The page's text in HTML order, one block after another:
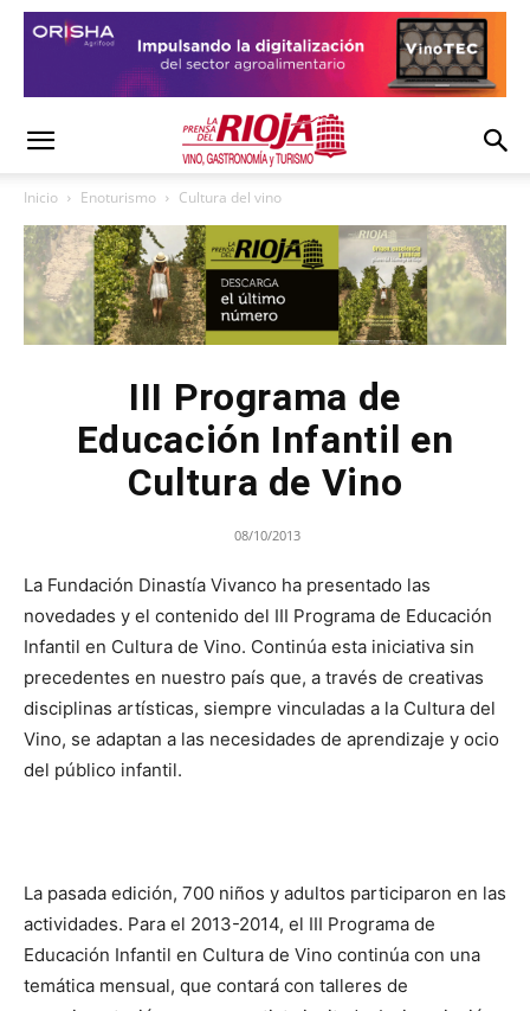
Inicio Enoturismo Cultura del vino
III Programa de
Educación Infantil en
Cultura de Vino
08/10/2013
La Fundación Dinastía Vivanco ha presentado las
novedades y el contenido del III Programa de Educación
Infantil en Cultura de Vino. Continúa esta iniciativa sin
precedentes en nuestro país que, a través de creativas
disciplinas artísticas, siempre vinculadas a la Cultura del
Vino, se adaptan a las necesidades de aprendizaje y ocio
del público infantil.
La pasada edición, 700 niños y adultos participaron en las
actividades. Para el 2013-2014, el III Programa de
Educación Infantil en Cultura de Vino continúa con una
temática mensual, que contará con talleres de